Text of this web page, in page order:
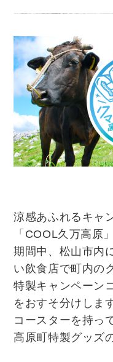
涼感あふれるキャ
「COOL久万高原」
期間中、松山市内
い飲食店で町内の
特製キャンペーン
をおすそ分けします
コースターを持っ
高原町特製グッズ